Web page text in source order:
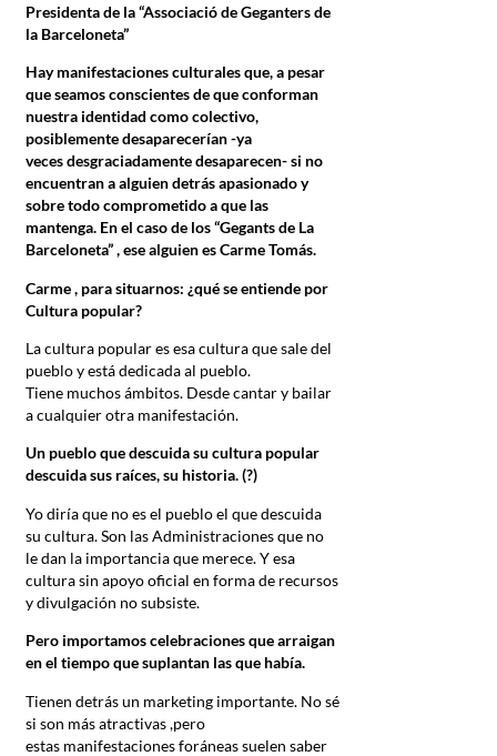
Presidenta de la “Associació de Geganters de
la Barceloneta”
Hay manifestaciones culturales que, a pesar
que seamos conscientes de que conforman
nuestra identidad como colectivo,
posiblemente desaparecerían -ya
veces desgraciadamente desaparecen- si no
encuentran a alguien detrásapasionado y
sobre todo comprometido a que las
mantenga. En el caso de los “Gegants de La
Barceloneta” , ese alguien es Carme Tomás.
Carme , para situarnos: ¿qué se entiende por
Cultura popular?
La cultura popular es esa cultura que sale del
pueblo y está dedicada al pueblo.
Tiene muchos ámbitos. Desde cantar y bailar
a cualquier otra manifestación.
Un pueblo que descuida su cultura popular
descuida sus raíces, su historia. (?)
Yo diría que no es el pueblo el que descuida
su cultura. Son las Administraciones que no
le dan la importancia que merece. Y esa
cultura sin apoyo oficial en forma de recursos
y divulgación no subsiste.
Pero importamos celebraciones que arraigan
en el tiempo que suplantan las que había.
Tienen detrás un marketing importante. No sé
si son más atractivas ,pero
estas manifestaciones foráneas suelen saber